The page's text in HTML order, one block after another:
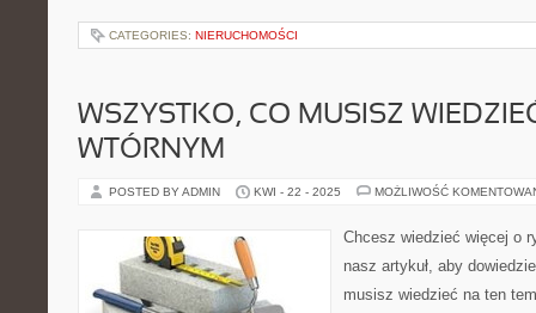
CATEGORIES: NIERUCHOMOŚCI
WSZYSTKO, CO MUSISZ
WTÓRNYM
POSTED BY ADMIN KWI - 22 - 2025 MOŻLIWOŚĆ
Chcesz wiedzieć więcej o
nasz artykuł, aby
musisz wiedzieć na ten